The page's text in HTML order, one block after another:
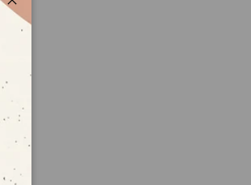
Schließen